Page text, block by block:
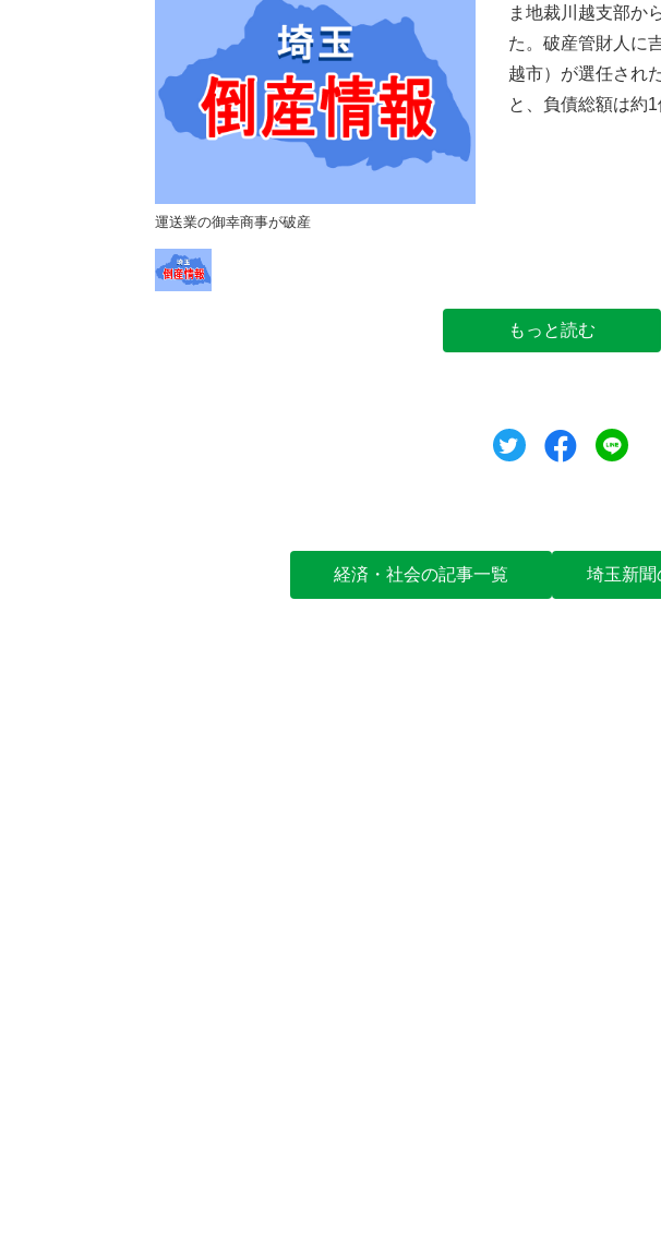
運送業の御幸商事が破産
ま地裁川越支部か
た。破産管財人に
越市）が選任され
と、負債総額は約1
もっと読む
ツイートシェア
経済・社会の記事一覧 埼玉新聞